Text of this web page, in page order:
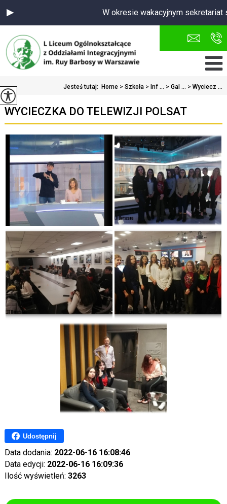
W okresie wakacyjnym sekretariat
Jesteś tutaj: Home > Szkoła > Inf ... > Gal ... > Wyciecz ...
WYCIECZKA DO TELEWIZJI POLSAT
Udostępnij
Data dodania: 2022-06-16 16:08:46
Data edycji: 2022-06-16 16:09:36
Ilość wyświetleń: 3263